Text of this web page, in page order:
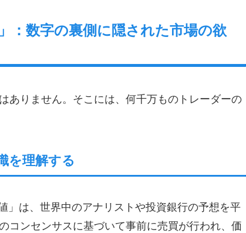
：数字の裏側に隠された市場の欲
ありません。そこには、何千万ものトレーダーの
を理解する
」は、世界中のアナリストや投資銀行の予想を平
コンセンサスに基づいて事前に売買が行われ、価